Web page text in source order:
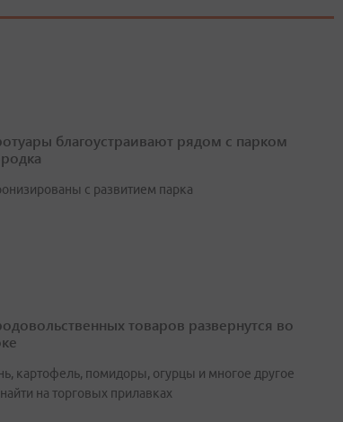
благоустраивают рядом с парком
с развитием парка
товаров развернутся во
картофель, помидоры, огурцы и многое другое
на торговых прилавках